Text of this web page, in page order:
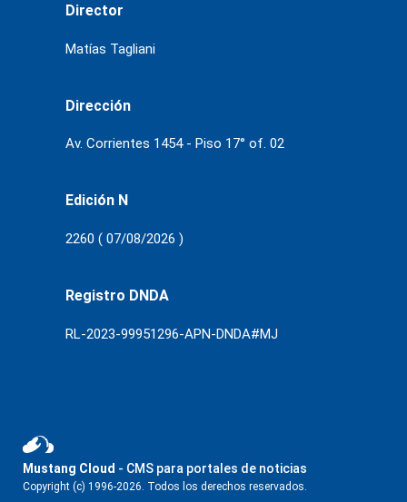
Director
Matías Tagliani
Dirección
Av. Corrientes 1454 - Piso 17° of. 02
Edición N
2260 ( 07/08/2026 )
Registro DNDA
RL-2023-99951296-APN-DNDA#MJ
Mustang Cloud - CMS para portales de noticias
Copyright (c) 1996-2026. Todos los derechos reservados.